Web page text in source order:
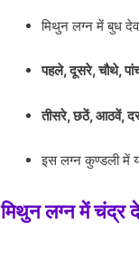
मिथुन लग्न में बुध
पहले, दूसरे, चौथे,
तीसरे, छठें, आठवें,
इस लग्न कुण्डली में
मिथुन लग्न में चंद्र